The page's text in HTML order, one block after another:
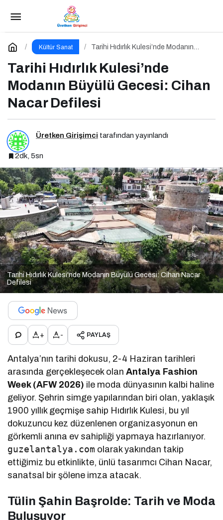
Kültür Sanat
Tarihi Hıdırlık Kulesi’nde Modanın
Tarihi Hıdırlık Kulesi’nde
Modanın Büyülü Gecesi: Cihan
Nacar Defilesi
Üretken Girişimci tarafından yayınlandı
2dk, 5sn
Tarihi Hıdırlık Kulesi'nde Modanın Büyülü Gecesi: Cihan Nacar
Defilesi
+ - PAYLAŞ
Antalya’nın tarihi dokusu, 2-4 Haziran tarihleri
arasında gerçekleşecek olanAntalya Fashion
Week (AFW 2026) ile moda dünyasının kalbi haline
geliyor. Şehrin simge yapılarından biri olan, yaklaşık
1900 yıllık geçmişe sahip Hıdırlık Kulesi, bu yıl
dokuzuncu kez düzenlenen organizasyonun en
görkemli anına ev sahipliği yapmaya hazırlanıyor.
guzelantalya.com olarak yakından takip
ettiğimiz bu etkinlikte, ünlü tasarımcı Cihan Nacar,
sanatsal bir şölene imza atacak.
Tülin Şahin Başrolde: Tarih ve Moda
Buluşuyor
Haftalık Vizyon Panoraması: Hangi Filmi
İzlemeli?
Yorum Yap